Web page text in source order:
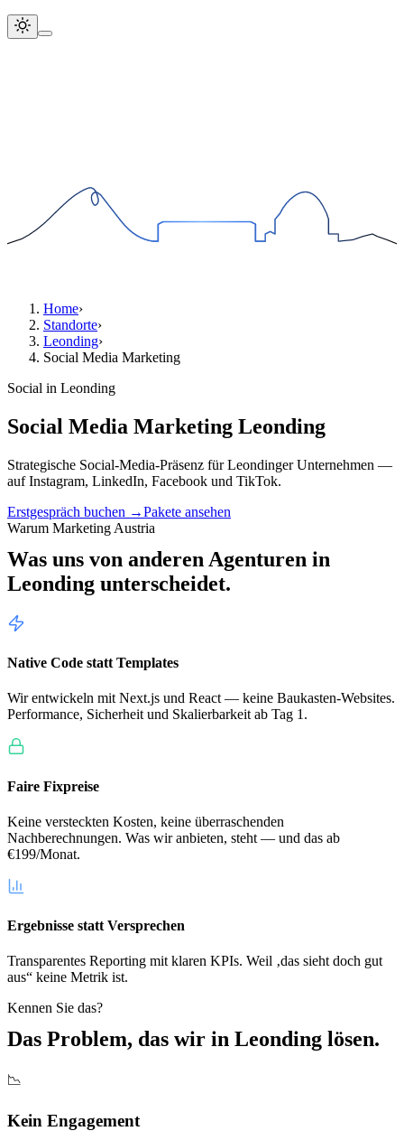
Home›
Standorte›
Leonding›
Social Media Marketing
Social in Leonding
Social Media Marketing Leonding
Strategische Social-Media-Präsenz für Leondinger Unternehmen —
auf Instagram, LinkedIn, Facebook und TikTok.
Erstgespräch buchen →Pakete ansehen
Warum Marketing Austria
Was uns von anderen Agenturen in
Leonding unterscheidet.
Native Code statt Templates
Wir entwickeln mit Next.js und React — keine Baukasten-Websites.
Performance, Sicherheit und Skalierbarkeit ab Tag 1.
Faire Fixpreise
Keine versteckten Kosten, keine überraschenden
Nachberechnungen. Was wir anbieten, steht — und das ab
€199/Monat.
Ergebnisse statt Versprechen
Transparentes Reporting mit klaren KPIs. Weil ‚das sieht doch gut
aus“ keine Metrik ist.
Kennen Sie das?
Das Problem, das wir in Leonding lösen.
📉
Kein Engagement